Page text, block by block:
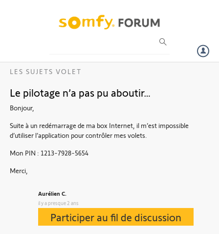
Portail
Garage
Sécurité
Domotique
Chauffage
LES SUJETS VOLET
Le pilotage n’a pas pu aboutir…
Bonjour,
Suite à un redémarrage de ma box Internet, il m’est impossible
d’utiliser l’application pour contrôler mes volets.
Mon PIN : 1213-7928-5654
Merci,
Aurélien C.
il y a presque 2 ans
Participer au fil de discussion